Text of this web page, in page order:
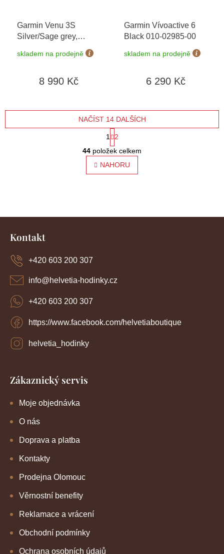
Garmin Venu 3S
Silver/Sage grey,
02785-01
skladem na prodejně
8 990 Kč
Garmin Vívoactive 6
Black 010-02985-00
skladem na prodejně
6 290 Kč
O
v
l
á
ý
NAČÍST 14 DALŠÍCH
S
t
r
k
n
1
2
44 položek celkem
NAHORU
Z
Kontakt
info@helvetia-hodinky.cz
+420 603 200 307
https://www.facebook.com/helvetiaboutique
helvetia_hodinky
+420 603 200 307
Zákaznický servis
Moje objednávka
O nás
Doprava a platba
Kontakty
Prodejna Olomouc
Věrnostní benefity
Reklamace a vrácení
Obchodní podmínky
Ochrana osobních údajů